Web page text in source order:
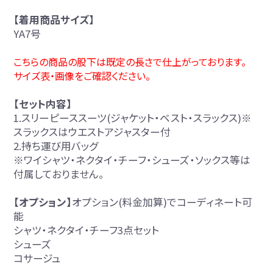
【着用商品サイズ】
YA7号
こちらの商品の股下は既定の長さで仕上がっております。
サイズ表・画像をご確認ください。
【セット内容】
1.スリーピーススーツ(ジャケット・ベスト・スラックス)※
スラックスはウエストアジャスター付
2.持ち運び用バッグ
※ワイシャツ・ネクタイ・チーフ・シューズ・ソックス等は
付属しておりません。
【オプション】オプション(料金加算)でコーディネート可
能
シャツ・ネクタイ・チーフ3点セット
シューズ
コサージュ